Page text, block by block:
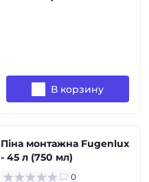
В корзину
Піна монтажна Fugenlux
- 45 л (750 мл)
0